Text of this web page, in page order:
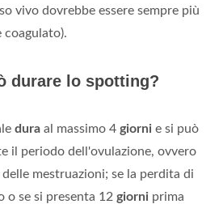
vivo dovrebbe essere sempre più
coagulato).
durare lo spotting?
dura al massimo 4 giorni e si può
il periodo dell'ovulazione, ovvero
delle mestruazioni; se la perdita di
o se si presenta 12 giorni prima